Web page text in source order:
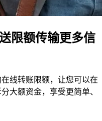
限额传输更多信
线转账限额，让您可以在
大额资金，享受更简单、